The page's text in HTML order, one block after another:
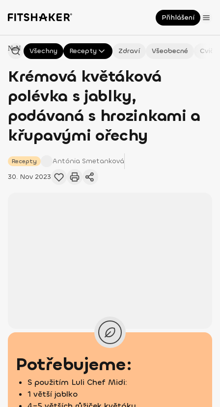
Přihlášení
Všechny Recepty Zdraví Všeobecné
Krémová květáková
polévka s jablky,
podávaná s hrozinkami a
křupavými ořechy
Recepty Antónia Smetanková
30. Nov 2023
NaN
Potřebujeme:
S použitím Luli Chef Midi:
1 větší jablko